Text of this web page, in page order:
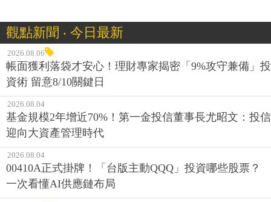
觀點新聞 ‧ 今日最新
2026.08.06
帳面獲利落袋才安心！理財專家揭密「9%攻守兼備」投
資術 留意8/10關鍵日
2026.08.04
基金規模2年增近70%！第一金投信董事長尤昭文：投信
迎向大資產管理時代
2026.08.04
00410A正式掛牌！「台版主動QQQ」投資哪些股票？
一次看懂AI供應鏈布局